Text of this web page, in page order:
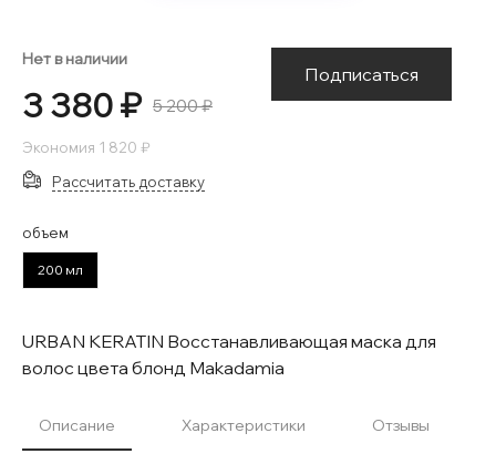
Нет в наличии
3 380 ₽ 5 200 ₽
Экономия 1 820 ₽
Подписаться
Рассчитать доставку
объем
200 мл
URBAN KERATIN Восстанавливающая маска для
волос цвета блонд Makadamia
Описание Характеристики Отзывы